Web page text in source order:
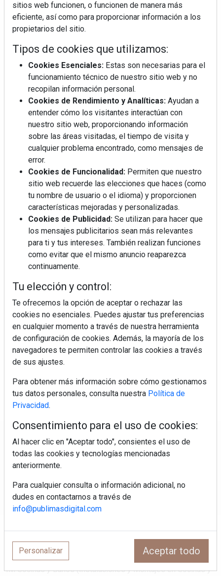
La industrialización, descarbonización y el Plan
BIM España, a debate en REBUILD
MÁS LEÍDOS
La cocina resiste, el mercado duda
MHK Ibérica potencia el crecimiento
de sus asociados con la
marca musterhaus küchen
Diseño, orden y sostenibilidad marcan
¿Por qué la cocina ha destronado al
salón como el espacio favorito de la
casa?
Sapienstone y Cupa Stone refuerzan
su alianza con una nueva superficie
cerámica que anticipa las tendencias
LivingPINO® amplía su visión del
hogar con el lanzamiento de su nueva
línea de armarios
"Ya no hablamos únicamente de
grifería, sino de soluciones completas
para el baño"
Regístrate y accede a contenidos
exclusivos
IM Cocinas y Baños (Instalaciones y Montajes en Cocinas y
sitios web funcionen, o funcionen de manera más
eficiente, así como para proporcionar información a los
propietarios del sitio.
Tipos de cookies que utilizamos:
Cookies Esenciales: Estas son necesarias para el
funcionamiento técnico de nuestro sitio web y no
recopilan información personal.
Cookies de Rendimiento y Analíticas: Ayudan a
entender cómo los visitantes interactúan con
nuestro sitio web, proporcionando información
sobre las áreas visitadas, el tiempo de visita y
cualquier problema encontrado, como mensajes de
error.
Cookies de Funcionalidad: Permiten que nuestro
sitio web recuerde las elecciones que haces (como
tu nombre de usuario o el idioma) y proporcionen
características mejoradas y personalizadas.
Cookies de Publicidad: Se utilizan para hacer que
los mensajes publicitarios sean más relevantes
para ti y tus intereses. También realizan funciones
como evitar que el mismo anuncio reaparezca
continuamente.
Tu elección y control:
Te ofrecemos la opción de aceptar o rechazar las
cookies no esenciales. Puedes ajustar tus preferencias
en cualquier momento a través de nuestra herramienta
de configuración de cookies. Además, la mayoría de los
navegadores te permiten controlar las cookies a través
de sus ajustes.
Para obtener más información sobre cómo gestionamos
tus datos personales, consulta nuestra Política de
Privacidad.
Consentimiento para el uso de cookies:
Al hacer clic en "Aceptar todo", consientes el uso de
todas las cookies y tecnologías mencionadas
anteriormente.
Para cualquier consulta o información adicional, no
dudes en contactarnos a través de
info@publimasdigital.com
Personalizar Aceptar todo